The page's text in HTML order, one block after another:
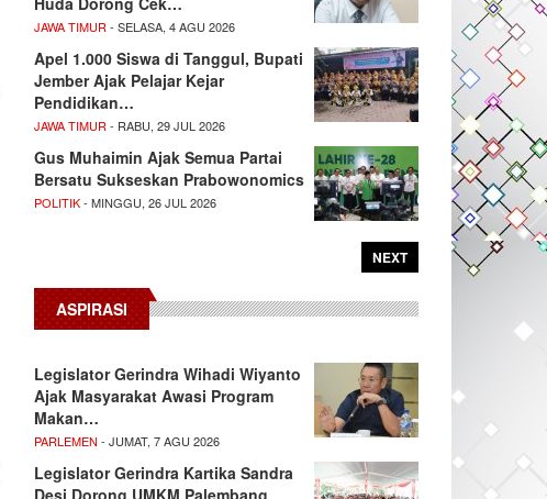
JAWA TIMUR - SELASA, 4 AGU 2026
Apel 1.000 Siswa di Tanggul, Bupati
Jember Ajak Pelajar Kejar
Pendidikan…
JAWA TIMUR - RABU, 29 JUL 2026
Gus Muhaimin Ajak Semua Partai
Bersatu Sukseskan Prabowonomics
POLITIK- MINGGU, 26 JUL 2026
NEXT
ASPIRASI
Legislator Gerindra Wihadi Wiyanto
Ajak Masyarakat Awasi Program
Makan…
PARLEMEN - JUMAT, 7 AGU 2026
Legislator Gerindra Kartika Sandra
Desi Dorong UMKM Palembang